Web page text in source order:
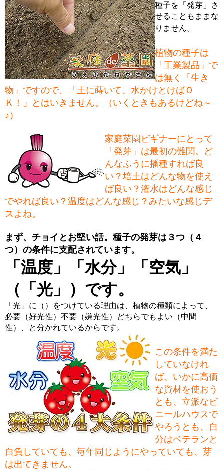
種子を「発芽」さ
せることもままな
りません。
植物の種子は
「工業製品」で
は無く「生き
物」ですので、「土に蒔いて、水かけとけばＯ
Ｋ！」とはいきません。（いくときもあるけどね～
♪）
家庭菜園ビギナーにとって
「発芽」は最初の難関。ど
んなふうに播種すれば良
い？培土はどんな物を使え
ば良い？潅水はどんな感じ
でやれば良い？温度はどんな感じ？みたいな感じデ
スよね。
まず、チョイとお堅い話。種子の発芽は３つ（４
つ）の条件に支配されています。
「温度」「水分」「空気」
（「光」）です。
「光」に（）をつけている理由は、植物の種類によって、
必要（好光性）不要（嫌光性）どちらでもよい（中間
性）、と分かれているからです。
この条件を満た
していなけれ
ば、いかに高価
な資材を使おう
とも、立派なビ
ニールハウスで
やろうとも、自
分はベテランと
自負していても、毎年同じようにやっていても、芽
は出てきません。